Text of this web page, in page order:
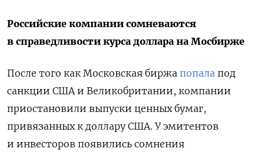
Российские компании сомневаются
в справедливости курса доллара на Мосбирже
После того как Московская биржа попала под
санкции США и Великобритании, компании
приостановили выпуски ценных бумаг,
привязанных к доллару США. Уэмитентов
и инвесторов появились сомнения